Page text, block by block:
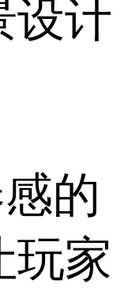
设计
的
玩家